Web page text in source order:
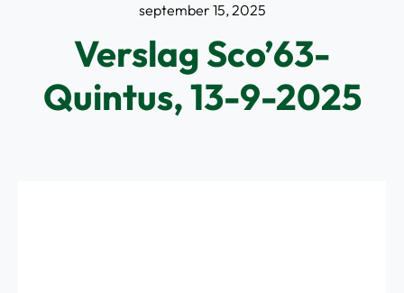
september 15, 2025
Verslag Sco’63-
Quintus, 13-9-2025